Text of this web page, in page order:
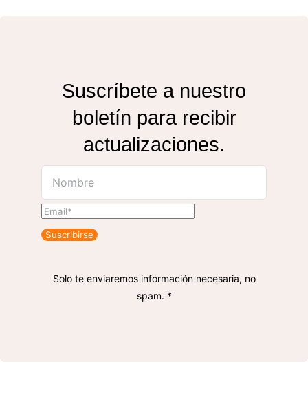
Suscríbete a nuestro
boletín para recibir
actualizaciones.
Suscribirse
Solo te enviaremos información necesaria, no
spam. *